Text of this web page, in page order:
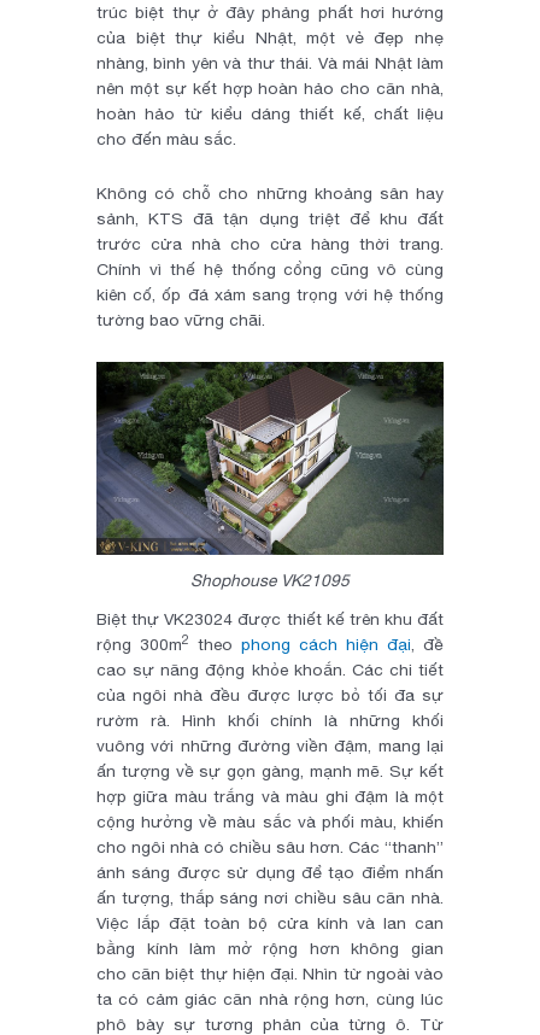
trúc biệt thự ở đây phảng phất hơi hướng
của biệt thự kiểu Nhật, một vẻ đẹp nhẹ
nhàng, bình yên và thư thái. Và mái Nhật làm
nên một sự kết hợp hoàn hảo cho căn nhà,
hoàn hảo từ kiểu dáng thiết kế, chất liệu
cho đến màu sắc.
Không có chỗ cho những khoảng sân hay
sảnh, KTS đã tận dụng triệt để khu đất
trước cửa nhà cho cửa hàng thời trang.
Chính vì thế hệ thống cổng cũng vô cùng
kiên cố, ốp đá xám sang trọng với hệ thống
tường bao vững chãi.
Shophouse VK21095
Biệt thự VK23024 được thiết kế trên khu đất
rộng 300m2 theo phong cách hiện đại , đề
cao sự năng động khỏe khoắn. Các chi tiết
của ngôi nhà đều được lược bỏ tối đa sự
rườm rà. Hình khối chính là những khối
vuông với những đường viền đậm, mang lại
ấn tượng về sự gọn gàng, mạnh mẽ. Sự kết
hợp giữa màu trắng và màu ghi đậm là một
cộng hưởng về màu sắc và phối màu, khiến
cho ngôi nhà có chiều sâu hơn. Các “thanh”
ánh sáng được sử dụng để tạo điểm nhấn
ấn tượng, thắp sáng nơi chiều sâu căn nhà.
Việc lắp đặt toàn bộ cửa kính và lan can
bằng kính làm mở rộng hơn không gian
cho căn biệt thự hiện đại. Nhìn từ ngoài vào
ta có cảm giác căn nhà rộng hơn, cùng lúc
phô bày sự tương phản của từng ô. Từ